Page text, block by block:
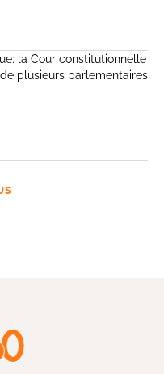
la Cour constitutionnelle
plusieurs parlementaires